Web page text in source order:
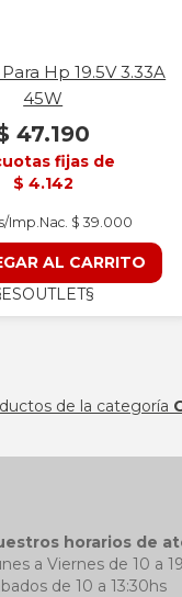
Hp 19.5V 3.33A
45W
47.190
fijas de
$ 4.142
Imp.Nac. $ 39.000
AL CARRITO
de la categoría
horarios de
a Viernes de 10 a
de 10 a 13:30hs